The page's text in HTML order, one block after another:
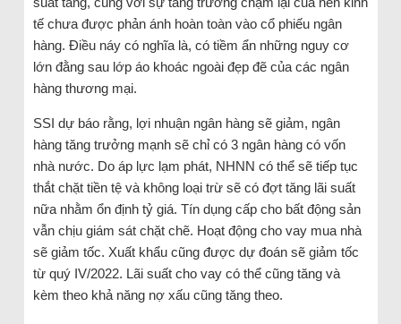
tế chưa được phản ánh hoàn toàn vào cổ phiếu ngân
hàng. Điều náy có nghĩa là, có tiềm ẩn những nguy cơ
lớn đằng sau lớp áo khoác ngoài đẹp đẽ của các ngân
hàng thương mại.
SSI dự báo rằng, lợi nhuận ngân hàng sẽ giảm, ngân
hàng tăng trưởng mạnh sẽ chỉ có 3 ngân hàng có vốn
nhà nước. Do áp lực lạm phát, NHNN có thể sẽ tiếp tục
thắt chặt tiền tệ và không loại trừ sẽ có đợt tăng lãi suất
nữa nhằm ổn định tỷ giá. Tín dụng cấp cho bất động sản
vẫn chịu giám sát chặt chẽ. Hoạt động cho vay mua nhà
sẽ giảm tốc. Xuất khẩu cũng được dự đoán sẽ giảm tốc
từ quý IV/2022. Lãi suất cho vay có thể cũng tăng và
kèm theo khả năng nợ xấu cũng tăng theo.